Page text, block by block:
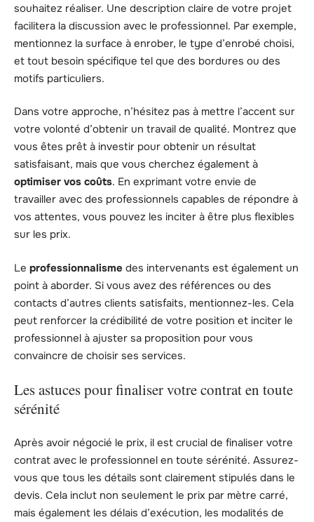
souhaitez réaliser. Une description claire de votre projet
facilitera la discussion avec le professionnel. Par exemple,
mentionnez la surface à enrober, le type d’enrobé choisi,
et tout besoin spécifique tel que des bordures ou des
motifs particuliers.
Dans votre approche, n’hésitez pas à mettre l’accent sur
votre volonté d’obtenir un travail de qualité. Montrez que
vous êtes prêt à investir pour obtenir un résultat
satisfaisant, mais que vous cherchez également à
optimiser vos coûts. En exprimant votre envie de
travailler avec des professionnels capables de répondre à
vos attentes, vous pouvez les inciter à être plus flexibles
sur les prix.
Le professionnalisme des intervenants est également un
point à aborder. Si vous avez des références ou des
contacts d’autres clients satisfaits, mentionnez-les. Cela
peut renforcer la crédibilité de votre position et inciter le
professionnel à ajuster sa proposition pour vous
convaincre de choisir ses services.
Les astuces pour finaliser votre contrat en toute
sérénité
Après avoir négocié le prix, il est crucial de finaliser votre
contrat avec le professionnel en toute sérénité. Assurez-
vous que tous les détails sont clairement stipulés dans le
devis. Cela inclut non seulement le prix par mètre carré,
mais également les délais d’exécution, les modalités de